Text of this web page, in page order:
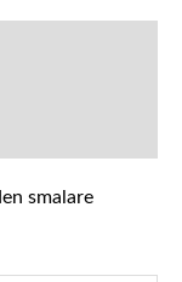
smalare